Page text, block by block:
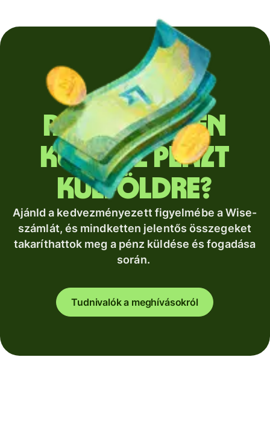
Rendszeresen
küldesz pénzt
külföldre?
Ajánld a kedvezményezett figyelmébe a Wise-
számlát, és mindketten jelentős összegeket
takaríthattok meg a pénz küldése és fogadása
során.
Tudnivalók a meghívásokról